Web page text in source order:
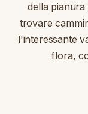
della
trovare
l'interessante
flora,